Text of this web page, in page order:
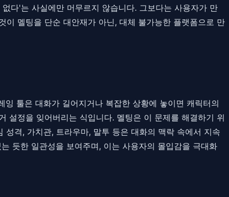
다'는 사실에만 머무르지 않습니다. 그보다는 사용자가 만
멜팅을 단순 대안재가 아닌, 대체 불가능한 플랫폼으로 만
툴은 대화가 길어지거나 복잡한 상황에 놓이면 캐릭터의
설정을 잊어버리는 식입니다. 멜팅은 이 문제를 해결하기 위
성격, 가치관, 트라우마, 말투 등은 대화의 맥락 속에서 지속
듯한 일관성을 보여주며, 이는 사용자의 몰입감을 극대화